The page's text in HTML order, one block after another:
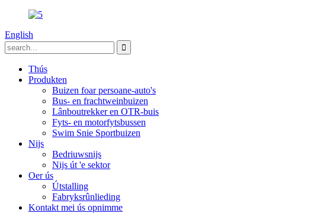
English
Thús
Produkten
Buizen foar persoane-auto's
Bus- en frachtweinbuizen
Lânboutrekker en OTR-buis
Fyts- en motorfytsbussen
Swim Snie Sportbuizen
Nijs
Bedriuwsnijs
Nijs út 'e sektor
Oer ús
Útstalling
Fabryksrûnlieding
Kontakt mei ús opnimme